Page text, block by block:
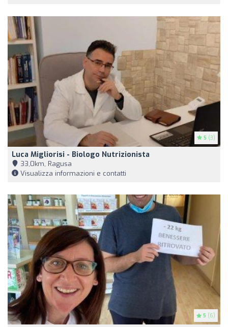
5 (3)
Luca Migliorisi - Biologo Nutrizionista
33,0km, Ragusa
Visualizza informazioni e contatti
5 (6)